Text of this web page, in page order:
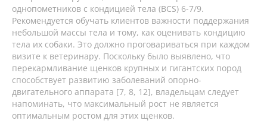
однопометников с кондицией тела (BCS) 6-7/9.
Рекомендуется обучать клиентов важности поддержания
небольшой массы тела и тому, как оценивать кондицию
тела их собаки. Это должно проговариваться при каждом
визите к ветеринару. Поскольку было выявлено, что
перекармливание щенков крупных и гигантских пород
способствует развитию заболеваний опорно-
двигательного аппарата [7, 8, 12], владельцам следует
напоминать, что максимальный рост не является
оптимальным ростом для этих щенков.